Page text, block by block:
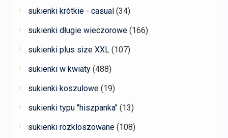
sukienki krótkie - casual (34)
sukienki długie wieczorowe (166)
sukienki plus size XXL (107)
sukienki w kwiaty (488)
sukienki koszulowe (19)
sukienki typu "hiszpanka" (13)
sukienki rozkloszowane (108)